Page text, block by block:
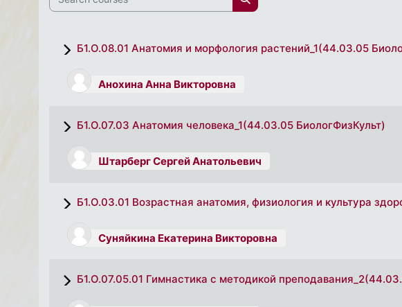
Search courses
Б1.О.08.01 Анатомия и морфология растений_1(44.03.05
Анохина Анна Викторовна
Б1.О.07.03 Анатомия человека_1(44.03.05 БиологФизКульт)
Штарберг Сергей Анатольевич
Б1.О.03.01 Возрастная анатомия, физиология и культура
Суняйкина Екатерина Викторовна
Б1.О.07.05.01 Гимнастика с методикой